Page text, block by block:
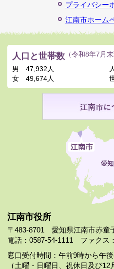
プライバシー
江南市ホーム
江南市役所
〒483-8701 愛知県江南市赤童
電話：0587-54-1111 ファクス
窓口受付時間：午前9時から午
（土曜・日曜日、祝休日及び12
人口と世帯数 （令和8年7月末
男
47,932人
女
49,674人